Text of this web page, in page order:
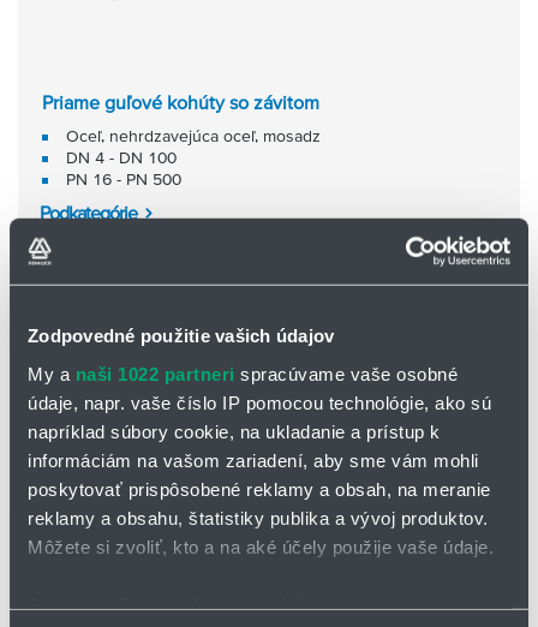
Zodpovedné použitie vašich údajov
My a naši 1022 partneri spracúvame vaše osobné
údaje, napr. vaše číslo IP pomocou technológie, ako sú
napríklad súbory cookie, na ukladanie a prístup k
informáciám na vašom zariadení, aby sme vám mohli
poskytovať prispôsobené reklamy a obsah, na meranie
reklamy a obsahu, štatistiky publika a vývoj produktov.
Môžete si zvoliť, kto a na aké účely použije vaše údaje.
Priame guľové kohúty so závitom
Oceľ, nehrdzavejúca oceľ, mosadz
DN 4 - DN 100
PN 16 - PN 500
Podkategórie